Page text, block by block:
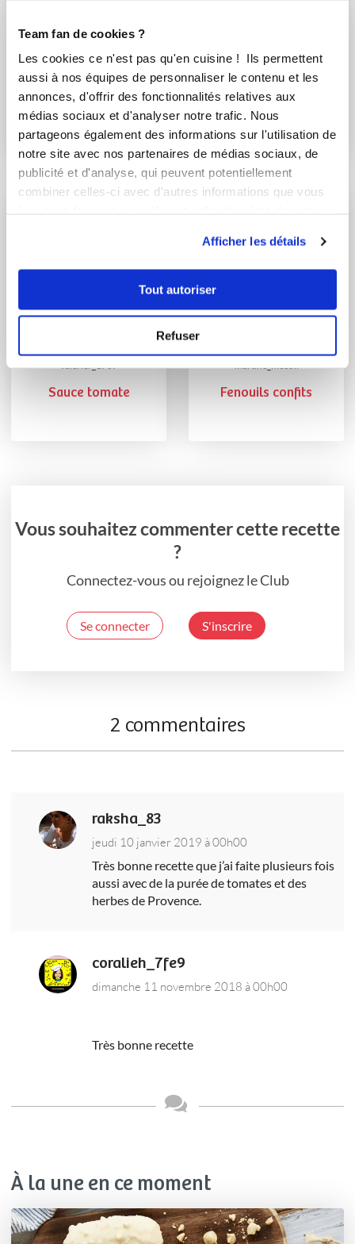
Team fan de cookies ?
Les cookies ce n'est pas qu'en cuisine ! Ils permettent
aussi à nos équipes de personnaliser le contenu et les
annonces, d'offrir des fonctionnalités relatives aux
médias sociaux et d'analyser notre trafic. Nous
partageons également des informations sur l'utilisation de
notre site avec nos partenaires de médias sociaux, de
publicité et d'analyse, qui peuvent potentiellement
combiner celles-ci avec d'autres informations que vous
Afficher les détails
Tout autoriser
Refuser
vanessa_srs38
Sauce tomate au
basilic
martine_mecoli
Gratin d'aubergines
pour grande tablée
valerier_17c9
Sauce tomate
martine_mecoli
Fenouils confits
Vous souhaitez commenter cette recette
?
Connectez-vous ou rejoignez le Club
Se connecter S'inscrire
2 commentaires
raksha_83
jeudi 10 janvier 2019 à 00h00
Très bonne recette que j’ai faite plusieurs fois
aussi avec de la purée de tomates et des
herbes de Provence.
coralieh_7fe9
dimanche 11 novembre 2018 à 00h00
Très bonne recette
À la une en ce moment